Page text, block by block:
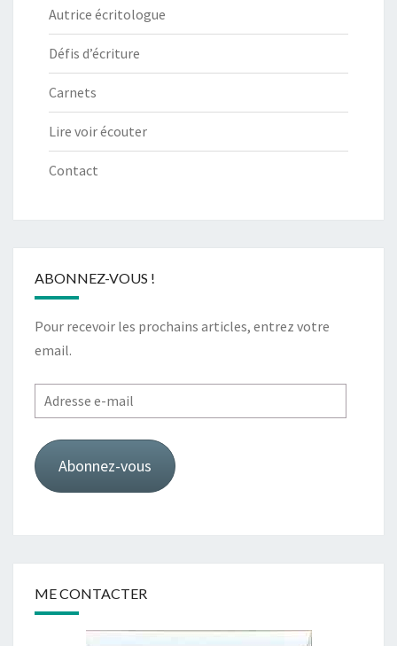
Autrice écritologue
Défis d’écriture
Carnets
Lire voir écouter
Contact
ABONNEZ-VOUS !
Pour recevoir les prochains articles, entrez votre
email.
Adresse
e-
mail
Abonnez-vous
ME CONTACTER